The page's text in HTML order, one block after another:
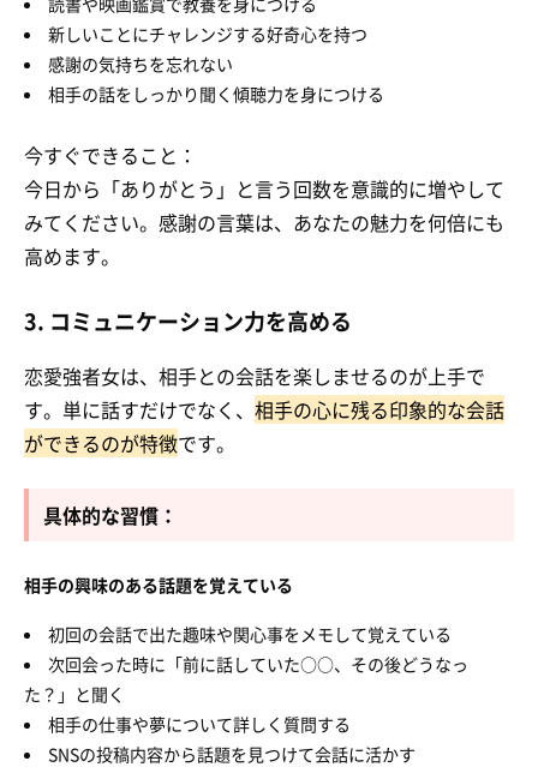
新しいことにチャレンジする好奇心を持つ
感謝の気持ちを忘れない
相手の話をしっかり聞く傾聴力を身につける
今すぐできること：
今日から「ありがとう」と言う回数を意識的に増やして
みてください。感謝の言葉は、あなたの魅力を何倍にも
高めます。
3. コミュニケーション力を高める
恋愛強者女は、相手との会話を楽しませるのが上手で
す。単に話すだけでなく、 相手の心に残る印象的な会話
ができるのが特徴です。
具体的な習慣：
相手の興味のある話題を覚えている
初回の会話で出た趣味や関心事をメモして覚えている
次回会った時に「前に話していた○○、その後どうなっ
た？」と聞く
相手の仕事や夢について詳しく質問する
SNSの投稿内容から話題を見つけて会話に活かす